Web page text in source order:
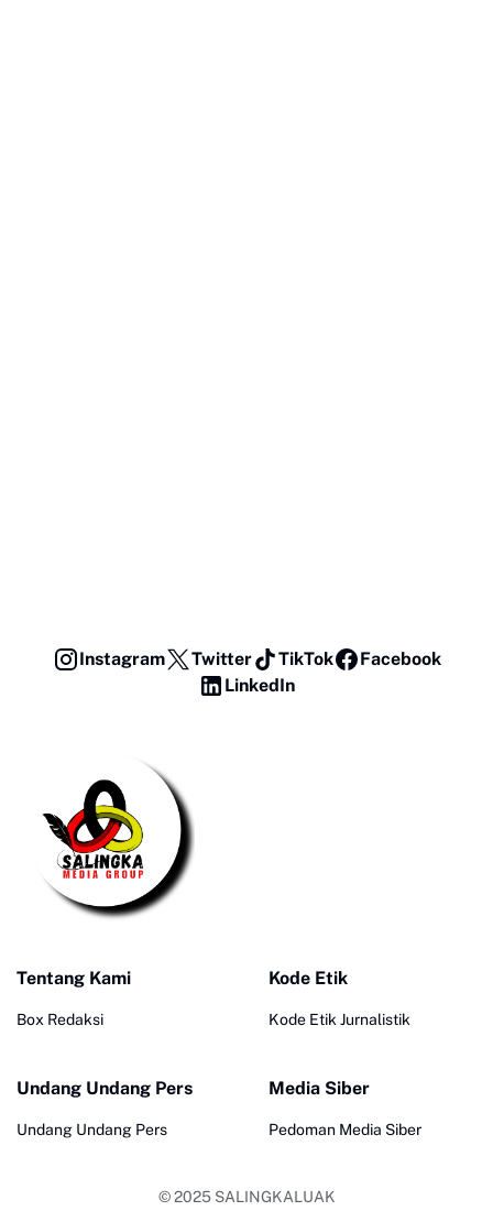
Instagram Twitter TikTok
Facebook
LinkedIn
Tentang Kami
Box Redaksi
Kode Etik
Kode Etik Jurnalistik
Undang Undang Pers
Undang Undang Pers
Media Siber
Pedoman Media Siber
© 2025 SALINGKALUAK